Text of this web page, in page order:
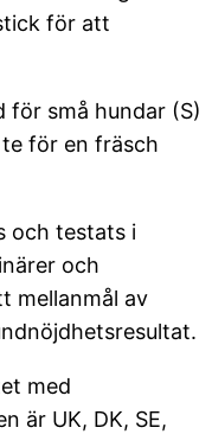
för att
för små hundar (S)
för en fräsch
och testats i
och
mellanmål av
med
är UK, DK, SE,